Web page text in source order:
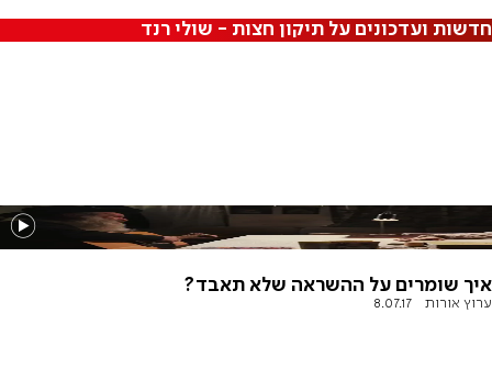
חדשות ועדכונים על תיקון חצות - שולי רנד
איך שומרים על ההשראה שלא תאבד?
ערוץ אורות 8.07.17